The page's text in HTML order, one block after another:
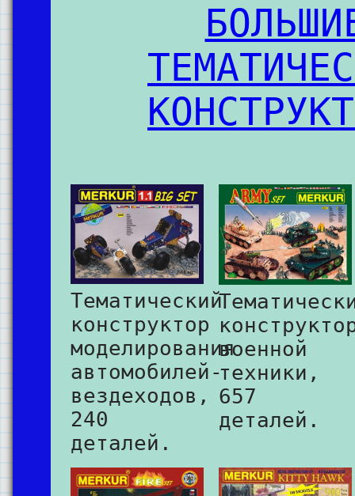
Тематический
конструктор
моделирования
автомобилей-
вездеходов,
240
деталей.
военной
техники,
657
деталей.